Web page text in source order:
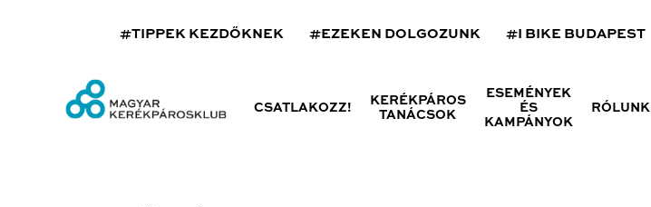
#TIPPEK KEZDŐKNEK #EZEKEN DOLGOZUNK #I BIKE BUDAPEST
CSATLAKOZZ!
KERÉKPÁROS
TANÁCSOK
ESEMÉNYEK
ÉS
KAMPÁNYOK
RÓLUNK